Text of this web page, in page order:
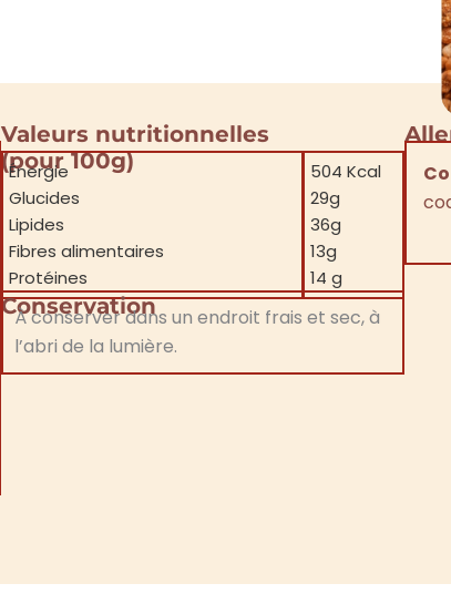
Valeurs nutritionnelles
(pour 100g)
Énergie
Glucides
Lipides
Fibres alimentaires
Protéines
504 Kcal
29g
36g
13g
14 g
Conservation
À conserver dans un endroit frais et sec, à
l’abri de la lumière.